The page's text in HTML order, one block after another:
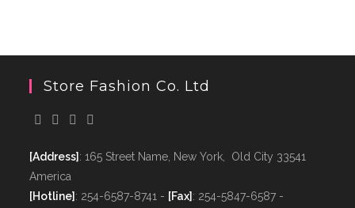
Store Fashion Co. Ltd
[Address]: 165 Street Name, New York, Old City 33541
America
[Hotline]: 254-6587-8741 - [Fax]: 254-5847-6587 -